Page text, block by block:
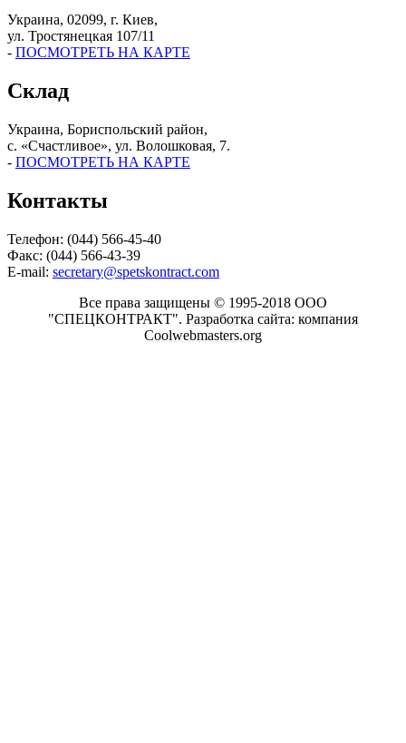
Украина, 02099, г. Киев,
ул. Тростянецкая 107/11
- ПОСМОТРЕТЬ НА КАРТЕ
Склад
Украина, Бориспольский район,
с. «Счастливое», ул. Волошковая, 7.
- ПОСМОТРЕТЬ НА КАРТЕ
Контакты
Телефон: (044) 566-45-40
Факс: (044) 566-43-39
E-mail: secretary@spetskontract.com
Все права защищены © 1995-2018 ООО
"СПЕЦКОНТРАКТ". Разработка сайта: компания
Coolwebmasters.org